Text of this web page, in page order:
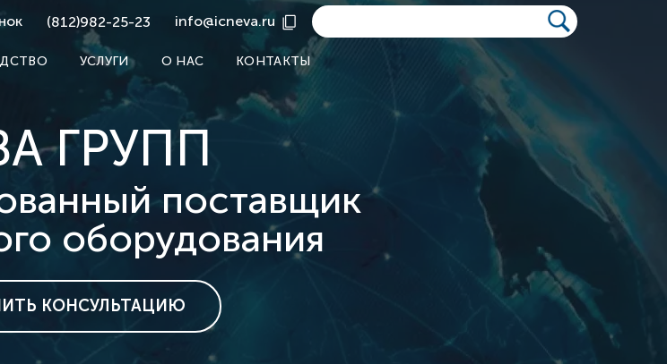
(812)982-25-23 info@icneva.ru
УСЛУГИ О НАС КОНТАКТЫ
ГРУПП
поставщик
оборудования
КОНСУЛЬТАЦИЮ